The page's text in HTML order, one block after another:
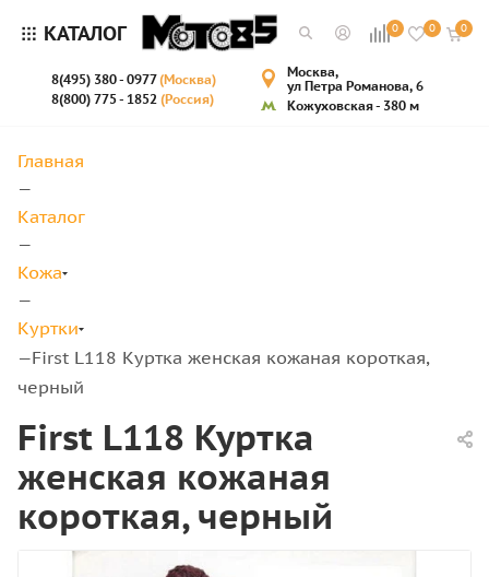
КАТАЛОГ 0 0 0
8(495) 380 - 0977(Москва)
8(800) 775 - 1852 (Россия)
Москва,
ул Петра Романова, 6
Кожуховская - 380 м
Главная
—
Каталог
—
Кожа
—
Куртки
—First L118 Куртка женская кожаная короткая,
черный
First L118 Куртка
женская кожаная
короткая, черный